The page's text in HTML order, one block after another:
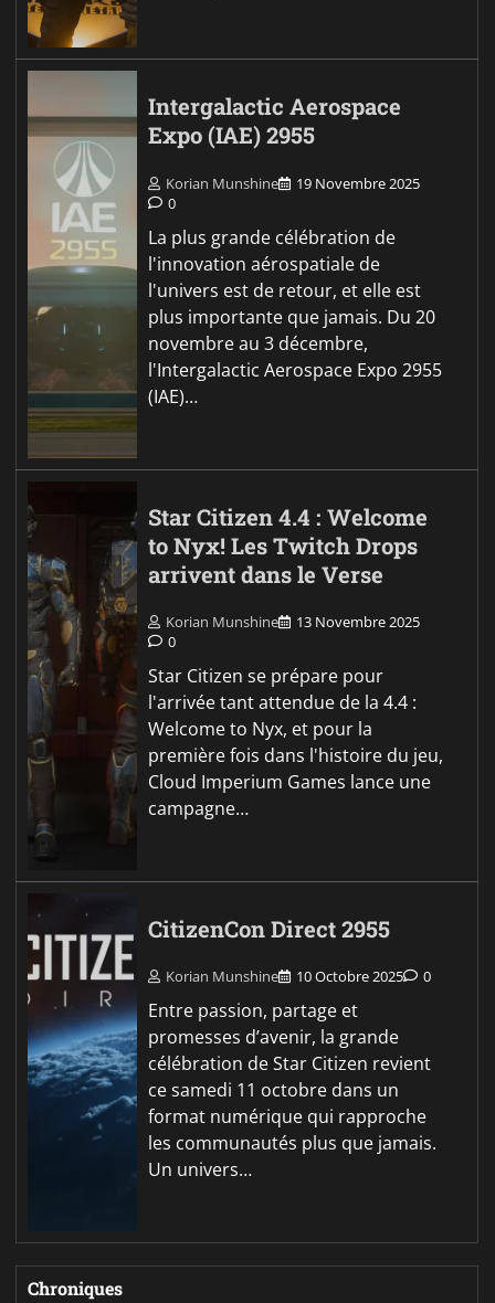
Intergalactic Aerospace
Expo (IAE) 2955
Korian Munshine
19 Novembre 2025
0
La plus grande célébration de
l'innovation aérospatiale de
l'univers est de retour, et elle est
plus importante que jamais. Du 20
novembre au 3 décembre,
l'Intergalactic Aerospace Expo 2955
(IAE)…
Star Citizen 4.4 : Welcome
to Nyx! Les Twitch Drops
arrivent dans le Verse
Korian Munshine
13 Novembre 2025
0
Star Citizen se prépare pour
l'arrivée tant attendue de la 4.4 :
Welcome to Nyx, et pour la
première fois dans l'histoire du jeu,
Cloud Imperium Games lance une
campagne…
CitizenCon Direct 2955
Korian Munshine 10 Octobre 2025 0
Entre passion, partage et
promesses d’avenir, la grande
célébration de Star Citizen revient
ce samedi 11 octobre dans un
format numérique qui rapproche
les communautés plus que jamais.
Un univers…
Chroniques